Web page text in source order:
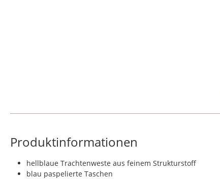
Produktinformationen
hellblaue Trachtenweste aus feinem Strukturstoff
blau paspelierte Taschen